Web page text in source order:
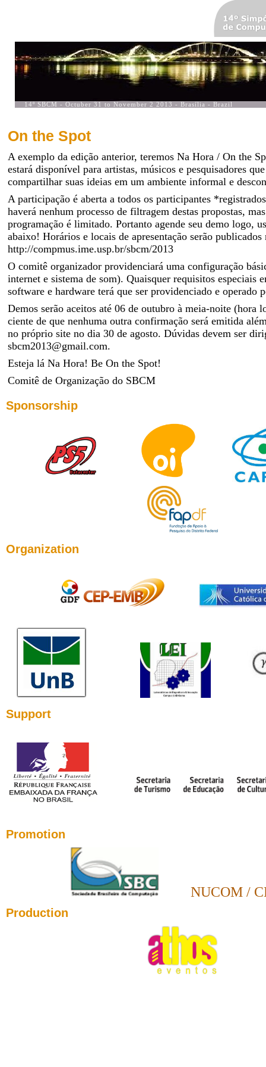
On the Spot
A exemplo da edição anterior, teremos Na Hora / On the
estará disponível para artistas, músicos e pesquisadores
compartilhar suas ideias em um ambiente informal e
A participação é aberta a todos os participantes
haverá nenhum processo de filtragem destas propostas,
programação é limitado. Portanto agende seu demo logo,
abaixo! Horários e locais de apresentação serão
http://compmus.ime.usp.br/sbcm/2013
O comitê organizador providenciará uma configuração
internet e sistema de som). Quaisquer requisitos especiais
software e hardware terá que ser providenciado e operado
Demos serão aceitos até 06 de outubro à meia-noite (hora
ciente de que nenhuma outra confirmação será emitida
no próprio site no dia 30 de agosto. Dúvidas devem ser
sbcm2013@gmail.com.
Esteja lá Na Hora! Be On the Spot!
Comitê de Organização do SBCM